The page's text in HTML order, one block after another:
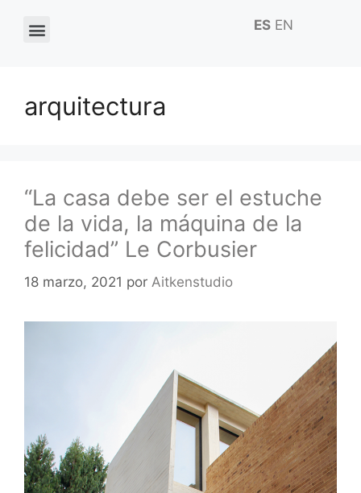
ES EN
arquitectura
“La casa debe ser el estuche
de la vida, la máquina de la
felicidad” Le Corbusier
18 marzo, 2021 por Aitkenstudio